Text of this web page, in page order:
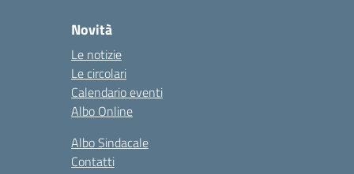
Novità
Le notizie
Le circolari
Calendario eventi
Albo Online
Albo Sindacale
Contatti